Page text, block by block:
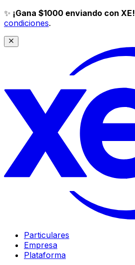
✨ ¡Gana $1000 enviando con XE!
condiciones.
Particulares
Empresa
Plataforma